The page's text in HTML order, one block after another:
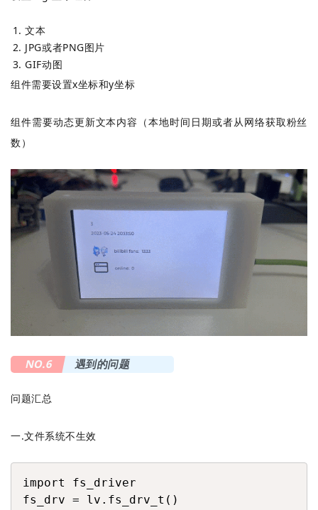
文本
JPG或者PNG图片
GIF动图
组件需要设置x坐标和y坐标
组件需要动态更新文本内容（本地时间日期或者从网络获取粉丝
数）
NO.6 遇到的问题
问题汇总
一.文件系统不生效
import fs_driver
fs_drv = lv.fs_drv_t()